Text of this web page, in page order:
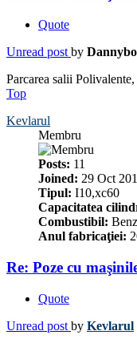
Quote
Unread post by
Parcarea salii
Top
Kevlarul
Membru
Posts: 11
Joined: 29 Oct
Tipul: I10,xc60
Capacitatea
Combustibil:
Anul fabricaţiei:
Re: Poze cu
Quote
Unread post by Kevlarul